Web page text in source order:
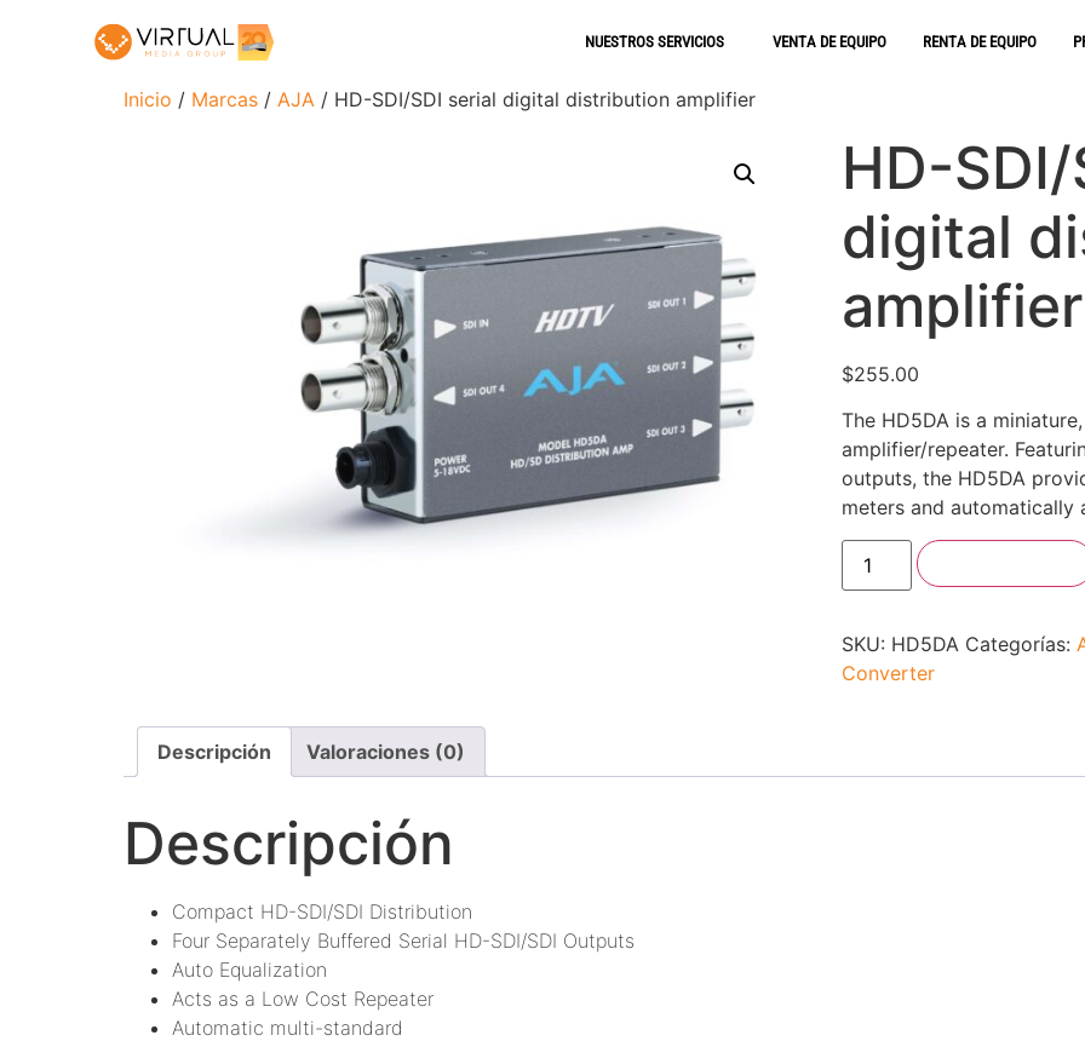
NUESTROS SERVICIOS VENTA DE EQUIPO RENTA DE EQUIPO
Inicio / Marcas / AJA / HD-SDI/SDI serial digital distribution amplifier
HD-
digital
amplifier
$255.00
The HD5DA is a
amplifier/repeater.
outputs, the HD5DA
meters and automatically
SKU: HD5DA Categorías:
Converter
Descripción Valoraciones (0)
Descripción
Compact HD-SDI/SDI Distribution
Four Separately Buffered Serial HD-SDI/SDI Outputs
Auto Equalization
Acts as a Low Cost Repeater
Automatic multi-standard